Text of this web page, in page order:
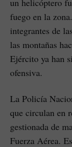
un helicóptero
fuego en la
integrantes de
las montañas
Ejército ya han
ofensiva.
La Policía
que circulan en
gestionada de
Fuerza Aérea.